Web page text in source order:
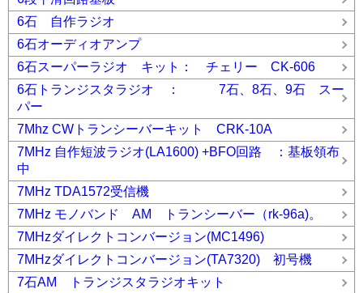
6石 自作ラジオ
6石オーディオアンプ
6石スーパーラジオ キット： チェリー CK-606
6石トランジスタラジオ ： 7石、8石、9石 スー
パー
7Mhz CWトランシーバーキット CRK-10A
7MHz 自作短波ラジオ(LA1600) +BFO回路 ：基板領布
中
7MHz TDA1572受信機
7MHz モノバンド AM トランシーバー（rk-96a)。
7MHzダイレクトコンバージョン(MC1496)
7MHzダイレクトコンバージョン(TA7320) 初号機
7石AM トランジスタラジオキット